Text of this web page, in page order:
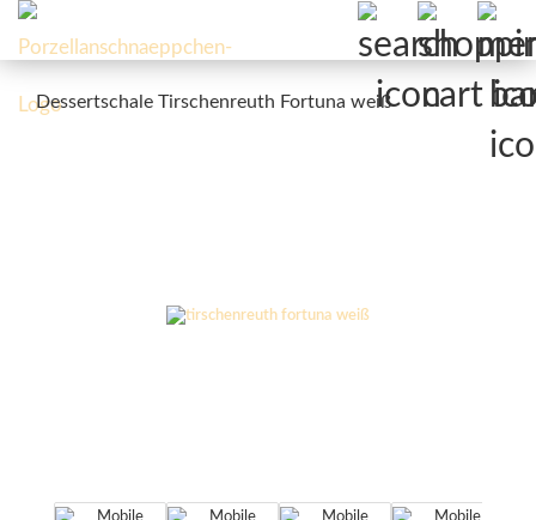
Dessertschale Tirschenreuth Fortuna weiß